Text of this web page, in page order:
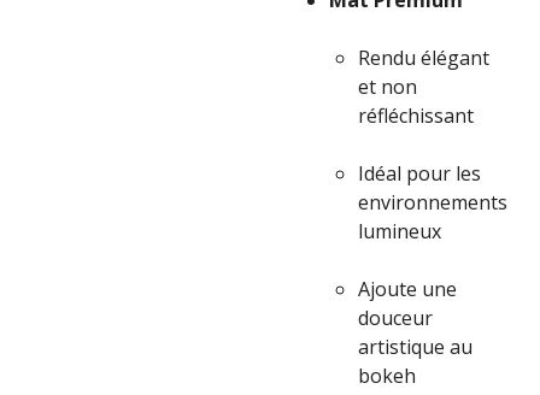
Rendu élégant
et non
réfléchissant
Idéal pour les
environnements
lumineux
Ajoute une
douceur
artistique au
bokeh